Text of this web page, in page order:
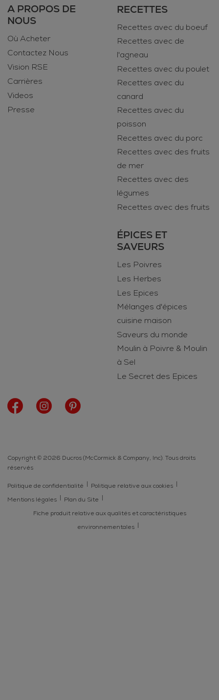
A PROPOS DE
NOUS
Où Acheter
Contactez Nous
Vision RSE
Carrières
Videos
Presse
RECETTES
Recettes avec du boeuf
Recettes avec de
l'agneau
Recettes avec du poulet
Recettes avec du
canard
Recettes avec du
poisson
Recettes avec du porc
Recettes avec des fruits
de mer
Recettes avec des
légumes
Recettes avec des fruits
ÉPICES ET
SAVEURS
Les Poivres
Les Herbes
Les Epices
Mélanges d'épices
cuisine maison
Saveurs du monde
Moulin à Poivre & Moulin
à Sel
Le Secret des Epices
Copyright © 2026 Ducros (McCormick & Company, Inc). Tous droits
réservés
Politique de confidentialité
Politique relative aux cookies
Mentions légales
Plan du Site
Fiche produit relative aux qualités et caractéristiques
environnementales